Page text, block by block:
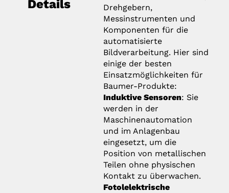
Details
Drehgebern,
Messinstrumenten und
Komponenten für die
automatisierte
Bildverarbeitung. Hier sind
einige der besten
Einsatzmöglichkeiten für
Baumer-Produkte:
Induktive Sensoren: Sie
werden in der
Maschinenautomation
und im Anlagenbau
eingesetzt, um die
Position von metallischen
Teilen ohne physischen
Kontakt zu überwachen.
Fotolelektrische